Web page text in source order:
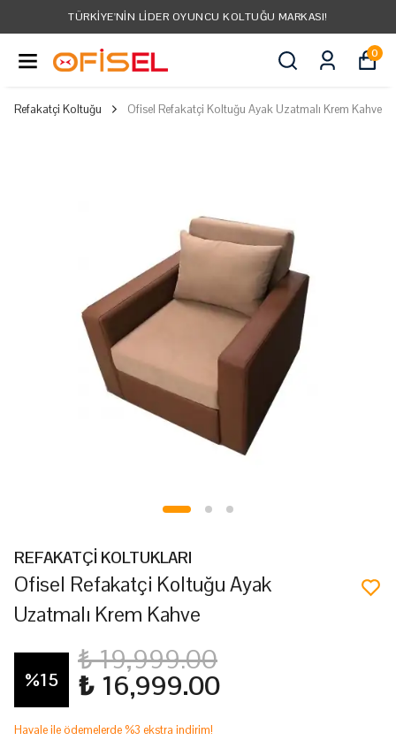
LIDER OYUNCU KOLTUĞU MARKASI!
0
Refakatçi Koltuğu Ofisel Refakatçi Koltuğu Ayak Uzatmalı Krem Kahve
REFAKATÇİ KOLTUKLARI
Ofisel Refakatçi Koltuğu Ayak
Uzatmalı Krem Kahve
%15
₺ 19,999.00
₺ 16,999.00
Havale ile ödemelerde %3 ekstra indirim!